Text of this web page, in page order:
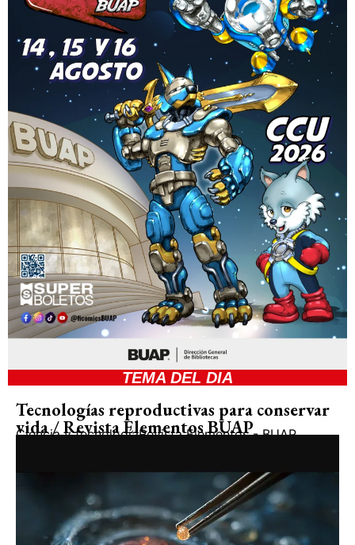
TEMA DEL DIA
Tecnologías reproductivas para conservar
vida / Revista Elementos BUAP
Ciencia y tecnologíaRevista Elementos - BUAP